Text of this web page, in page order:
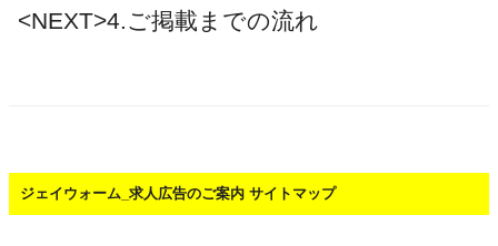
<NEXT>4.ご掲載までの流れ
ジェイウォーム_求人広告のご案内 サイトマップ